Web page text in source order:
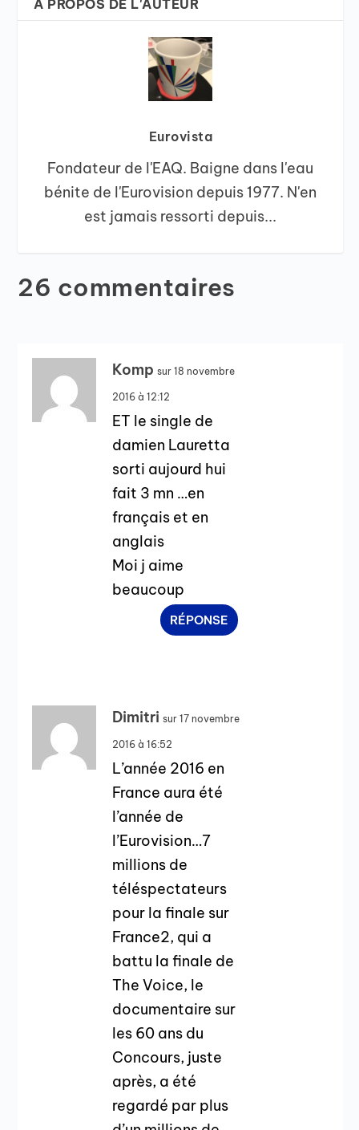
A PROPOS DE L'AUTEUR
Eurovista
Fondateur de l'EAQ. Baigne dans l'eau
bénite de l'Eurovision depuis 1977. N'en
est jamais ressorti depuis...
26 commentaires
Komp sur 18 novembre
2016 à 12:12
ET le single de
damien Lauretta
sorti aujourd hui
fait 3 mn …en
français et en
anglais
Moi j aime
beaucoup
RÉPONSE
Dimitri sur 17 novembre
2016 à 16:52
L’année 2016 en
France aura été
l’année de
l’Eurovision…7
millions de
téléspectateurs
pour la finale sur
France2, qui a
battu la finale de
The Voice, le
documentaire sur
les 60 ans du
Concours, juste
après, a été
regardé par plus